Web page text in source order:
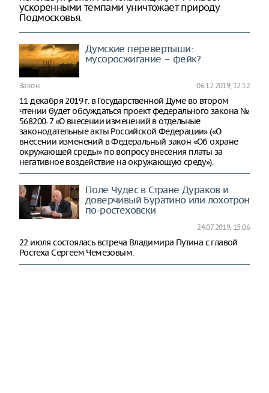
ускоренными темпами уничтожает природу
Подмосковья.
Думские перевертыши:
мусоросжигание – фейк?
Закон 06.12.2019, 12:12
11 декабря 2019 г. в Государственной Думе во втором
чтении будет обсуждаться проект федерального закона №
568200-7 «О внесении изменений в отдельные
законодательные акты Российской Федерации» («О
внесении изменений в Федеральный закон «Об охране
окружающей среды» по вопросу внесения платы за
негативное воздействие на окружающую среду»).
Поле Чудес в Стране Дураков и
доверчивый Буратино или лохотрон
по-ростеховски
24.07.2019, 15:06
22 июля состоялась встреча Владимира Путина с главой
Ростеха Сергеем Чемезовым.